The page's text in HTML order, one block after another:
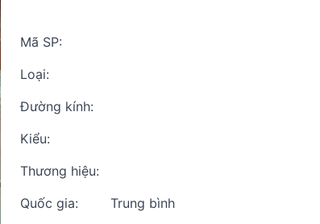
Mã SP:
Loại:
Đường kính:
Kiểu:
Thương hiệu:
Quốc gia:
Trung bình